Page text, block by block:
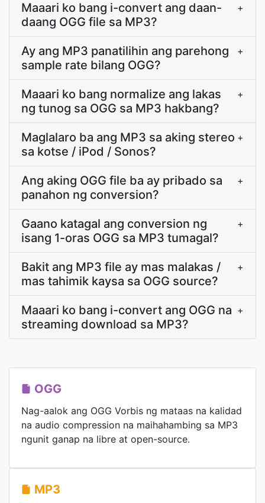
Maaari ko bang i-convert ang daan-
daang OGG file sa MP3?
+
Ay ang MP3 panatilihin ang parehong
sample rate bilang OGG?
+
Maaari ko bang normalize ang lakas
ng tunog sa OGG sa MP3 hakbang?
+
Maglalaro ba ang MP3 sa aking stereo
sa kotse / iPod / Sonos?
+
Ang aking OGG file ba ay pribado sa
panahon ng conversion?
+
Gaano katagal ang conversion ng
isang 1-oras OGG sa MP3 tumagal?
+
Bakit ang MP3 file ay mas malakas /
mas tahimik kaysa sa OGG source?
+
Maaari ko bang i-convert ang OGG na
streaming download sa MP3?
+
OGG
Nag-aalok ang OGG Vorbis ng mataas na kalidad
na audio compression na maihahambing sa MP3
ngunit ganap na libre at open-source.
MP3